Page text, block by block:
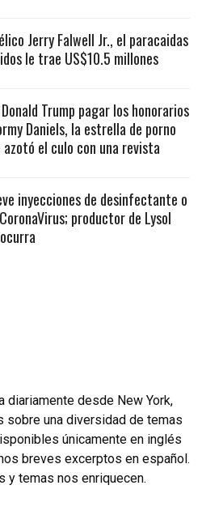
Jerry Falwell Jr., el paracaidas
le trae US$10.5 millones
Trump pagar los honorarios
Daniels, la estrella de porno
azotó el culo con una revista
inyecciones de desinfectante o
productor de Lysol
diariamente desde New York,
sobre una diversidad de temas
únicamente en inglés
breves excerptos en español.
y temas nos enriquecen.